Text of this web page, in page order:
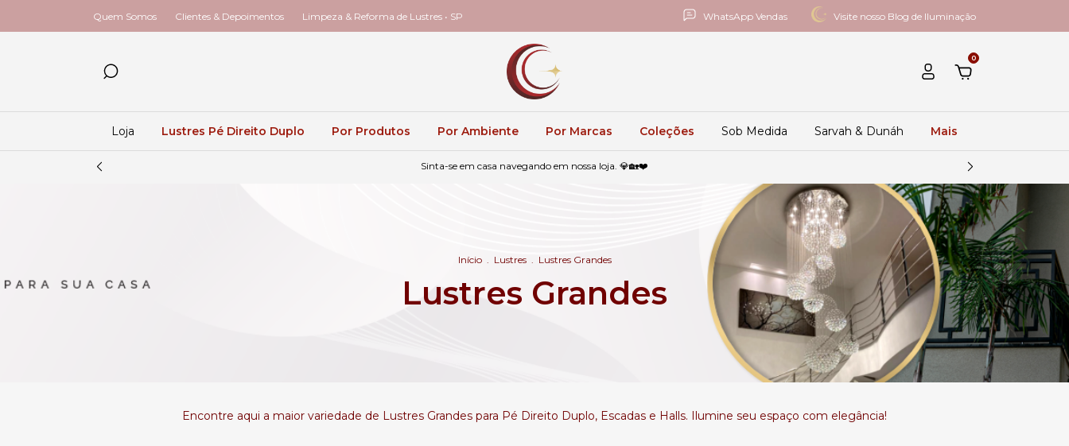
Quem Somos Clientes & Depoimentos Limpeza & Reforma de Lustres • SP WhatsApp Vendas Visite nosso Blog de Iluminação
0
Loja Lustres Pé Direito Duplo Por Produtos Por Ambiente Por Marcas Coleções Sob Medida Sarvah & Dunáh Mais
Sinta-se em casa navegando em nossa loja. 💎🏡❤️
Início . Lustres . Lustres Grandes
Lustres Grandes
Encontre aqui a maior variedade de Lustres Grandes para Pé Direito Duplo, Escadas e Halls. Ilumine seu espaço com elegância!